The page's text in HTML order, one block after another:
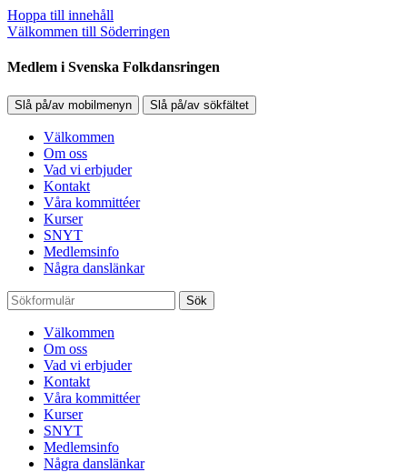
Hoppa till innehåll
Välkommen till Söderringen
Medlem i Svenska Folkdansringen
Slå på/av mobilmenyn Slå på/av sökfältet
Välkommen
Om oss
Vad vi erbjuder
Kontakt
Våra kommittéer
Kurser
SNYT
Medlemsinfo
Några danslänkar
Sök
Välkommen
Om oss
Vad vi erbjuder
Kontakt
Våra kommittéer
Kurser
SNYT
Medlemsinfo
Några danslänkar